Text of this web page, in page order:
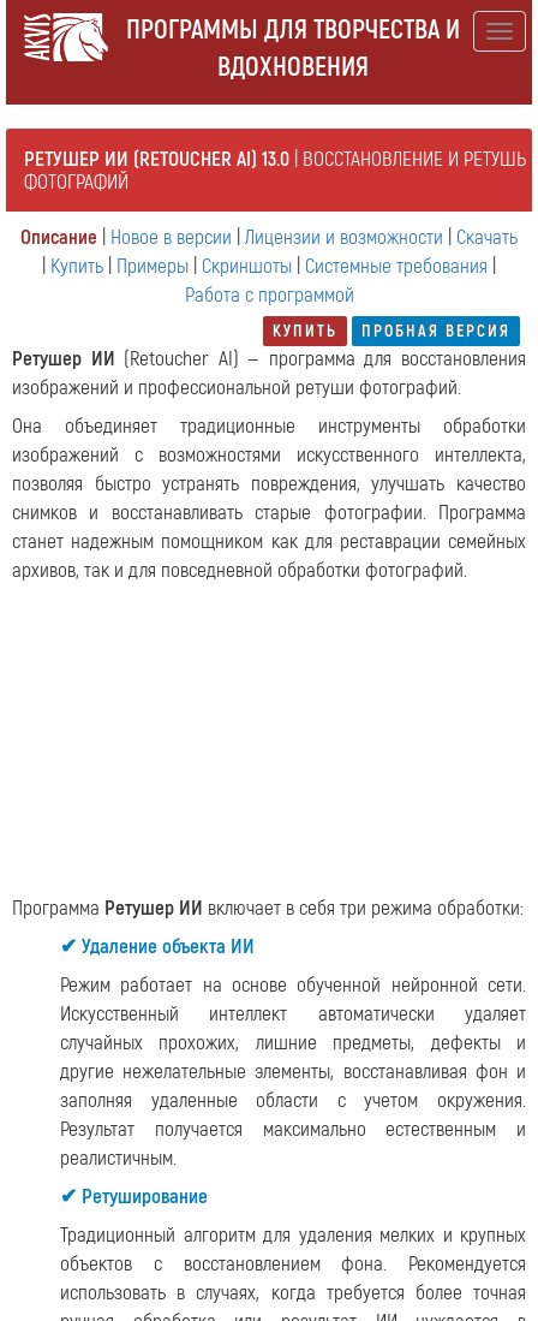
ПРОГРАММЫ ДЛЯ ТВОРЧЕСТВА И
ВДОХНОВЕНИЯ
РЕТУШЕР ИИ (RETOUCHER AI) 13.0 | ВОССТАНОВЛЕНИЕ И РЕТУШЬ
ФОТОГРАФИЙ
Описание Новое в версии Лицензии и возможности
Скачать
Купить Примеры Скриншоты Системные требования
Работа с программой
КУПИТЬ ПРОБНАЯ ВЕРСИЯ
Ретушер ИИ (Retoucher AI) — программа для восстановления
изображений и профессиональной ретуши фотографий.
Она объединяет традиционные инструменты обработки
изображений с возможностями искусственного интеллекта,
позволяя быстро устранять повреждения, улучшать качество
снимков и восстанавливать старые фотографии. Программа
станет надежным помощником как для реставрации семейных
архивов, так и для повседневной обработки фотографий.
Программа Ретушер ИИ включает в себя три режима обработки:
✔ Удаление объекта ИИ
Режим работает на основе обученной нейронной сети.
Искусственный интеллект автоматически удаляет
случайных прохожих, лишние предметы, дефекты и
другие нежелательные элементы, восстанавливая фон и
заполняя удаленные области с учетом окружения.
Результат получается максимально естественным и
реалистичным.
✔ Ретуширование
Традиционный алгоритм для удаления мелких и крупных
объектов с восстановлением фона. Рекомендуется
использовать в случаях, когда требуется более точная